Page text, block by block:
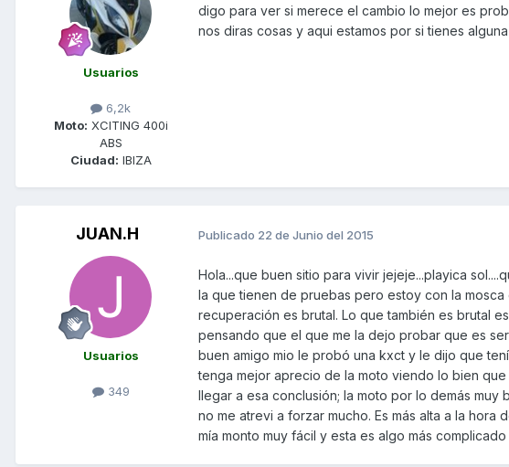
Usuarios
6,2k
Moto: XCITING 400i
ABS
Ciudad: IBIZA
digo para ver si merece el cambio lo mejor es
nos diras cosas y aqui estamos por si tienes alguna
JUAN.H
Usuarios
349
Publicado 22 de Junio del 2015
Hola...que buen sitio para vivir jejeje...playica
la que tienen de pruebas pero estoy con la
recuperación es brutal. Lo que también es brutal
pensando que el que me la dejo probar que es
buen amigo mio le probó una kxct y le dijo que
tenga mejor aprecio de la moto viendo lo bien
llegar a esa conclusión; la moto por lo demás muy
no me atrevi a forzar mucho. Es más alta a la
mía monto muy fácil y esta es algo más